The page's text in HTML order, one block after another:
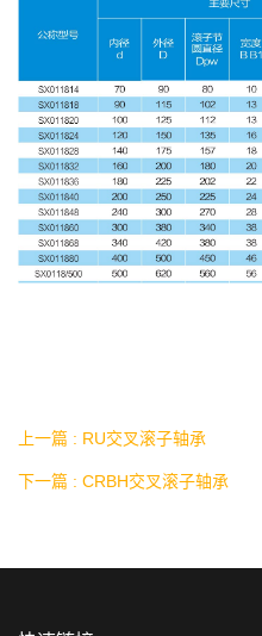
上一篇 : RU交叉滚子轴承
下一篇 : CRBH交叉滚子轴承